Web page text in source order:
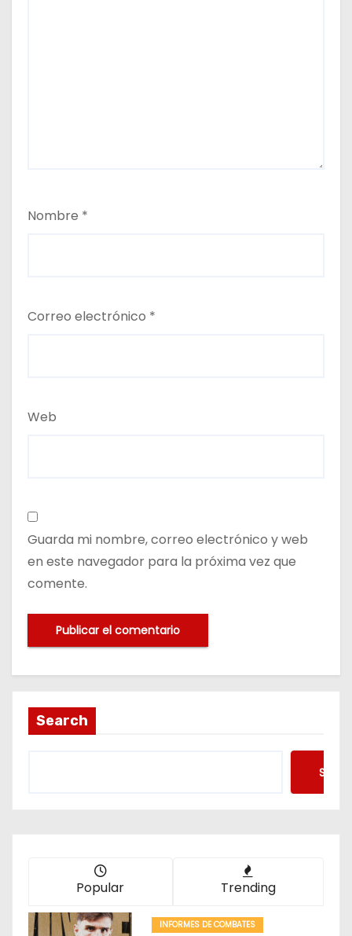
Nombre *
Correo electrónico *
Web
Guarda mi nombre, correo electrónico y web
en este navegador para la próxima vez que
comente.
Search
Popular Trending
INFORMES DE COMBATES